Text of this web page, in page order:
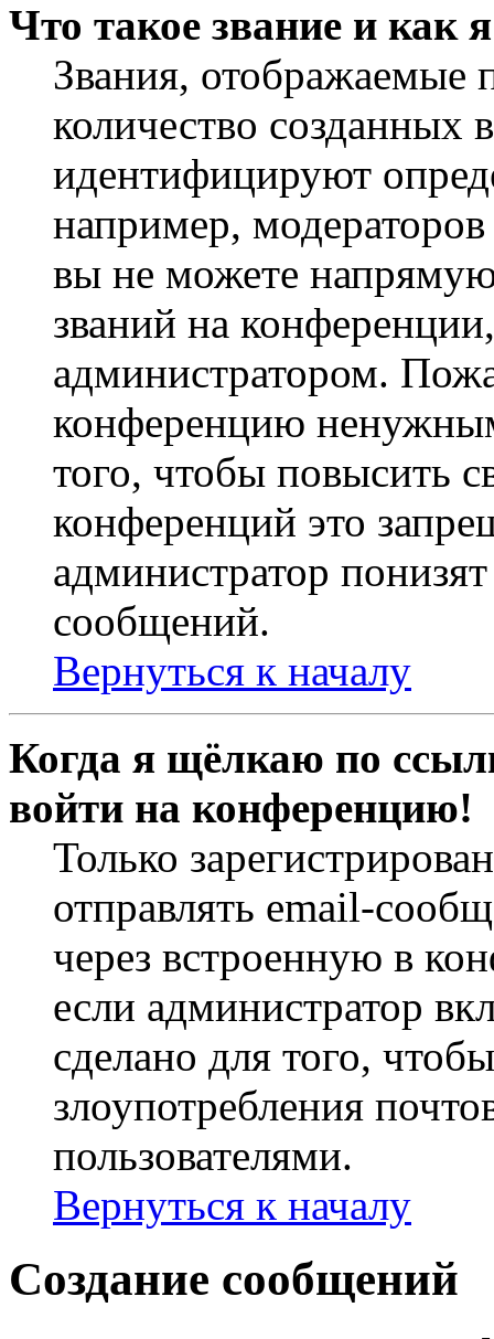
Что такое звание и как
Звания,
количество
идентифицируют
например,
вы не можете
званий на
администратором.
конференцию
того, чтобы повысить
конференций это
администратор
сообщений.
Вернуться к началу
Когда я щёлкаю по
войти на конференцию!
Только
отправлять email-
через встроенную в
если администратор
сделано для того,
злоупотребления
пользователями.
Вернуться к началу
Создание сообщений